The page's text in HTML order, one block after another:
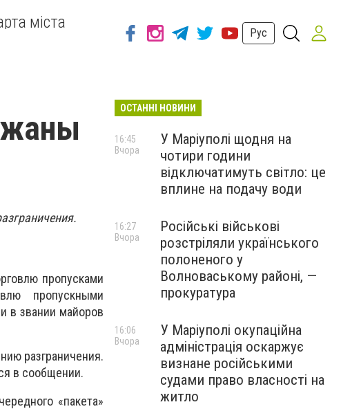
міста
Рус
пропусками
пропускными
в звании майоров
разграничения.
в сообщении.
«пакета»
ОСТАННІ НОВИНИ
У Маріуполі щодня на
чотири години
відключатимуть світло: це
вплине на подачу води
16:45
Вчора
Російські військові
розстріляли українського
полоненого у
Волноваському районі, —
прокуратура
16:27
Вчора
У Маріуполі окупаційна
адміністрація оскаржує
визнане російськими
судами право власності на
житло
16:06
Вчора